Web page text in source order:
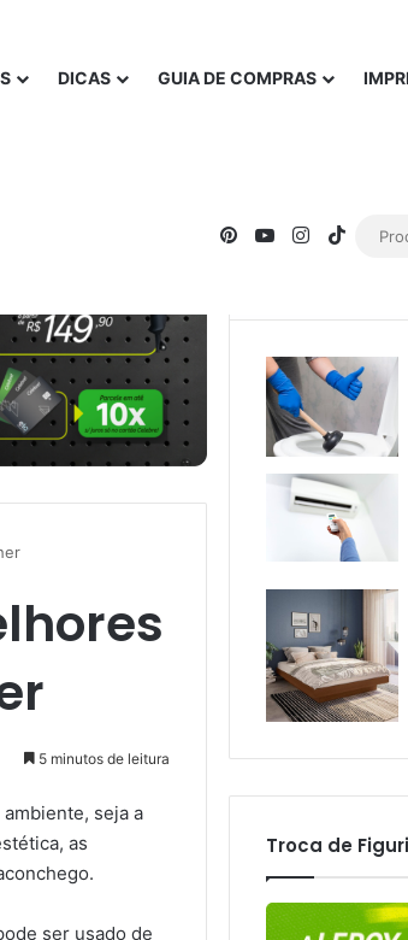
DICAS GUIA DE COMPRAS
PinterestYouTubeInstagram
TikTok
5 minutos de leitura
seja a
as
ser usado de
Troca de